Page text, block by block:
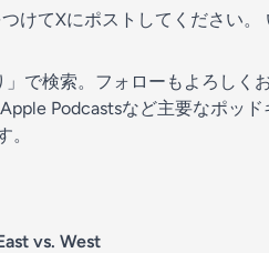
つけてXにポストしてください
で検索。フォローもよろしく
Podcastsなど主要なポッド
vs. West